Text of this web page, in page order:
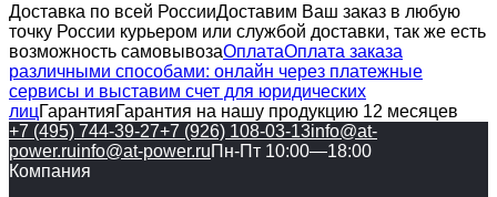
Доставка по всей РоссииДоставим Ваш заказ в любую
точку России курьером или службой доставки, так же есть
возможность самовывозаОплатаОплата заказа
различными способами: онлайн через платежные
сервисы и выставим счет для юридических
лицГарантияГарантия на нашу продукцию 12 месяцев
+7 (495) 744-39-27+7 (926) 108-03-13info@at-
power.ruinfo@at-power.ruПн-Пт 10:00—18:00
Компания